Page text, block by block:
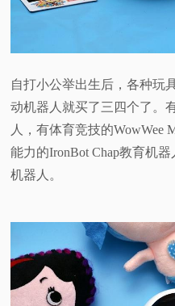
普
体
题
自打小公举出生后，各种玩
动机器人就买了三四个了。
人，有体育竞技的WowWee
能力的IronBot Chap教育机
机器人。